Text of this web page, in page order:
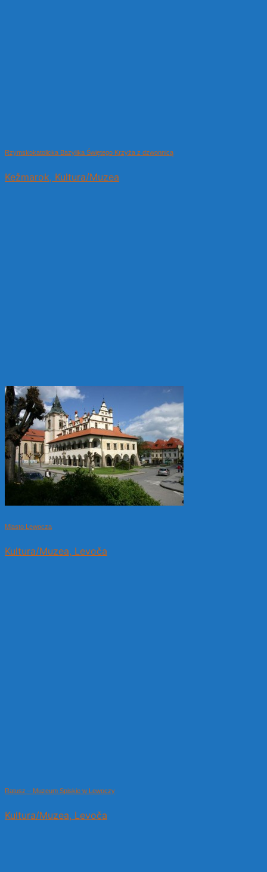
Rzymskokatolicka Bazylika Świętego Krzyża z dzwonnicą
Kežmarok, Kultura/Muzea
Miasto Lewocza
Kultura/Muzea, Levoča
Ratusz – Muzeum Spiskie w Lewoczy
Kultura/Muzea, Levoča